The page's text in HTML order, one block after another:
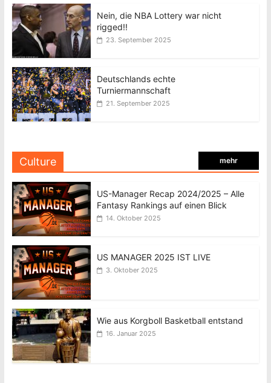
Nein, die NBA Lottery war nicht
rigged!!
23. September 2025
Deutschlands echte
Turniermannschaft
21. September 2025
Culture mehr
US-Manager Recap 2024/2025 – Alle
Fantasy Rankings auf einen Blick
14. Oktober 2025
US MANAGER 2025 IST LIVE
3. Oktober 2025
Wie aus Korgboll Basketball entstand
16. Januar 2025